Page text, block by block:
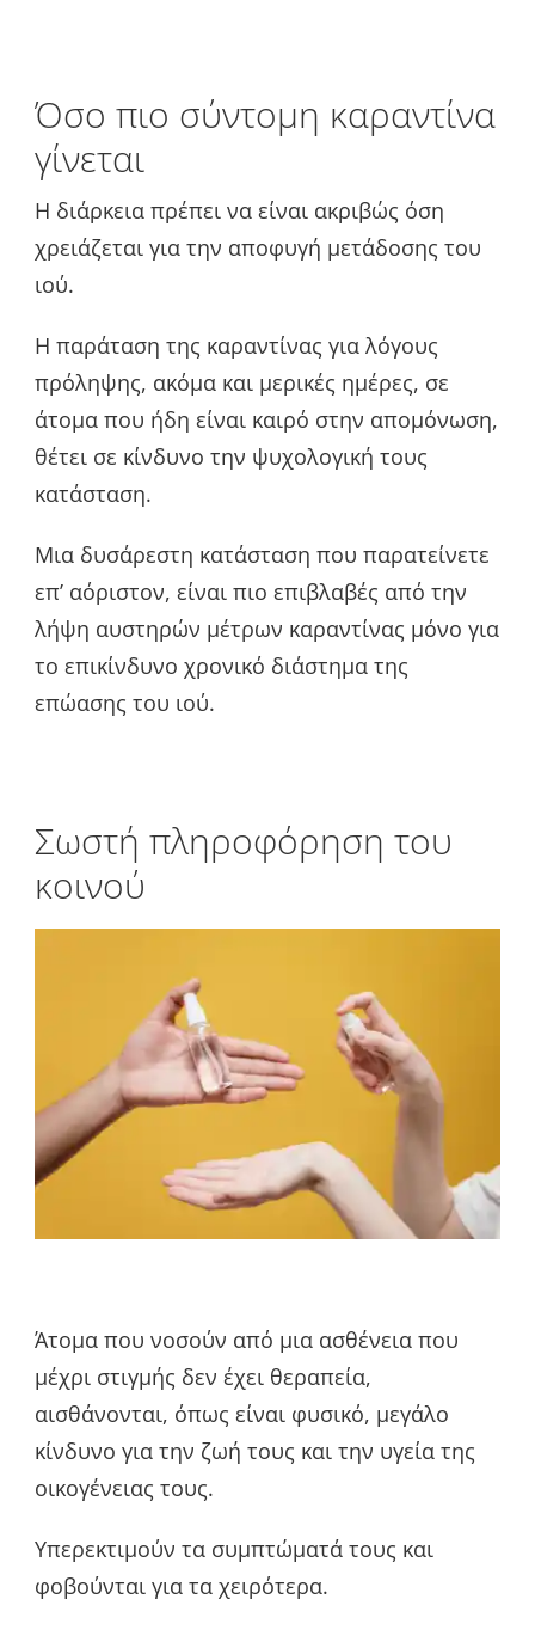
Όσο πιο σύντομη καραντίνα
γίνεται
Η διάρκεια πρέπει να είναι ακριβώς όση
χρειάζεται για την αποφυγή μετάδοσης του
ιού.
Η παράταση της καραντίνας για λόγους
πρόληψης, ακόμα και μερικές ημέρες, σε
άτομα που ήδη είναι καιρό στην απομόνωση,
θέτει σε κίνδυνο την ψυχολογική τους
κατάσταση.
Μια δυσάρεστη κατάσταση που παρατείνετε
επ’ αόριστον, είναι πιο επιβλαβές από την
λήψη αυστηρών μέτρων καραντίνας μόνο για
το επικίνδυνο χρονικό διάστημα της
επώασης του ιού.
Σωστή πληροφόρηση του
κοινού
Άτομα που νοσούν από μια ασθένεια που
μέχρι στιγμής δεν έχει θεραπεία,
αισθάνονται, όπως είναι φυσικό, μεγάλο
κίνδυνο για την ζωή τους και την υγεία της
οικογένειας τους.
Υπερεκτιμούν τα συμπτώματά τους και
φοβούνται για τα χειρότερα.